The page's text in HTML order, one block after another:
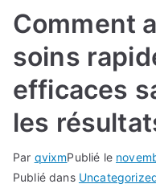
Comment
soins
efficaces
les
Par qvixmPublié le
Publié dans